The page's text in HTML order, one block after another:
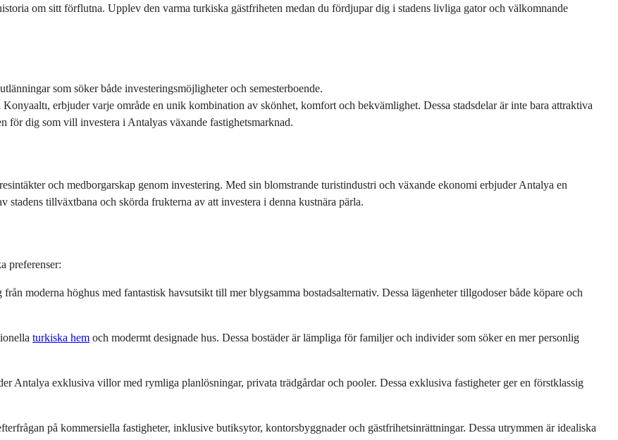
om sitt förflutna. Upplev den varma turkiska gästfriheten medan du fördjupar dig i stadens livliga gator och välkomnande
som söker både investeringsmöjligheter och semesterboende.
erbjuder varje område en unik kombination av skönhet, komfort och bekvämlighet. Dessa stadsdelar är inte bara attraktiva
för dig som vill investera i Antalyas växande fastighetsmarknad.
och medborgarskap genom investering. Med sin blomstrande turistindustri och växande ekonomi erbjuder Antalya en
tillväxtbana och skörda frukterna av att investera i denna kustnära pärla.
preferenser:
från moderna höghus med fantastisk havsutsikt till mer blygsamma bostadsalternativ. Dessa lägenheter tillgodoser både köpare och
turkiska hem och modermt designade hus. Dessa bostäder är lämpliga för familjer och individer som söker en mer personlig
Antalya exklusiva villor med rymliga planlösningar, privata trädgårdar och pooler. Dessa exklusiva fastigheter ger en förstklassig
på kommersiella fastigheter, inklusive butiksytor, kontorsbyggnader och gästfrihetsinrättningar. Dessa utrymmen är idealiska